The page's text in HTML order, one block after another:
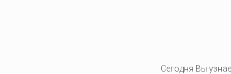
Сегодня Вы